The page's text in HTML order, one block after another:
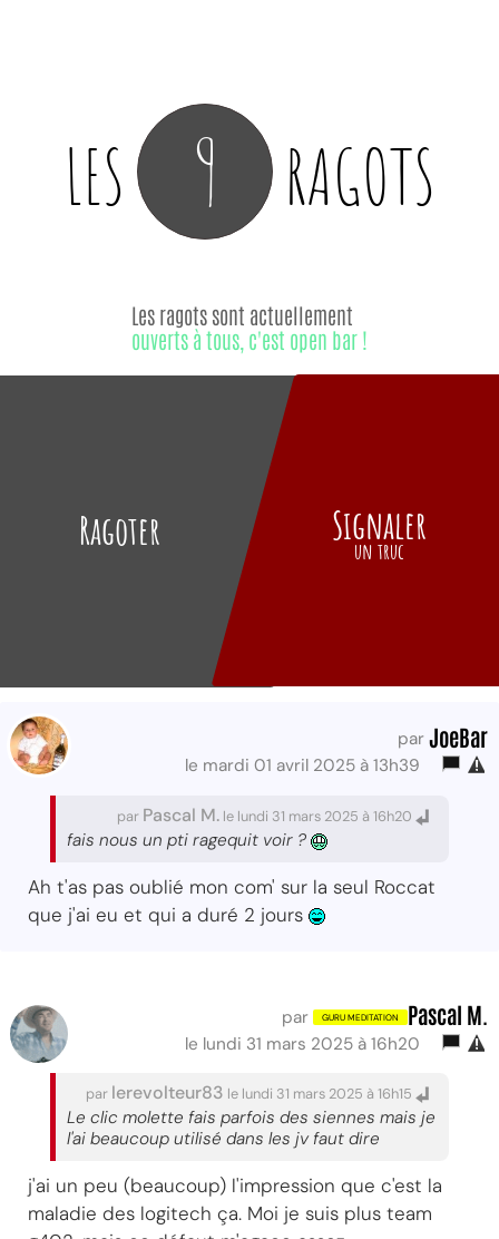
LES 9 RAGOTS
Ragoter
Les ragots sont actuellement
ouverts à tous, c'est open bar !
Signaler
un truc
par JoeBar
le mardi 01 avril 2025 à 13h39
par Pascal M. le lundi 31 mars 2025 à 16h20
fais nous un pti ragequit voir ?
Ah t'as pas oublié mon com' sur la seul Roccat
que j'ai eu et qui a duré 2 jours
par Pascal M.
le lundi 31 mars 2025 à 16h20
par lerevolteur83 le lundi 31 mars 2025 à 16h15
Le clic molette fais parfois des siennes mais je
l'ai beaucoup utilisé dans les jv faut dire
j'ai un peu (beaucoup) l'impression que c'est la
maladie des logitech ça. Moi je suis plus team